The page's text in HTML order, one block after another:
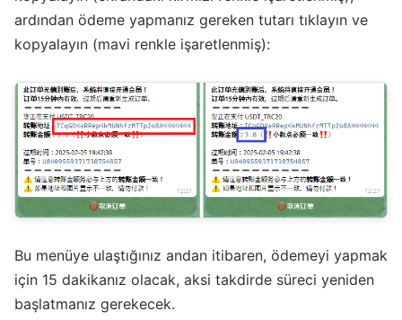
ardından ödeme yapmanız gereken tutarı tıklayın ve
kopyalayın (mavi renkle işaretlenmiş):
Bu menüye ulaştığınız andan itibaren, ödemeyi yapmak
için 15 dakikanız olacak, aksi takdirde süreci yeniden
başlatmanız gerekecek.